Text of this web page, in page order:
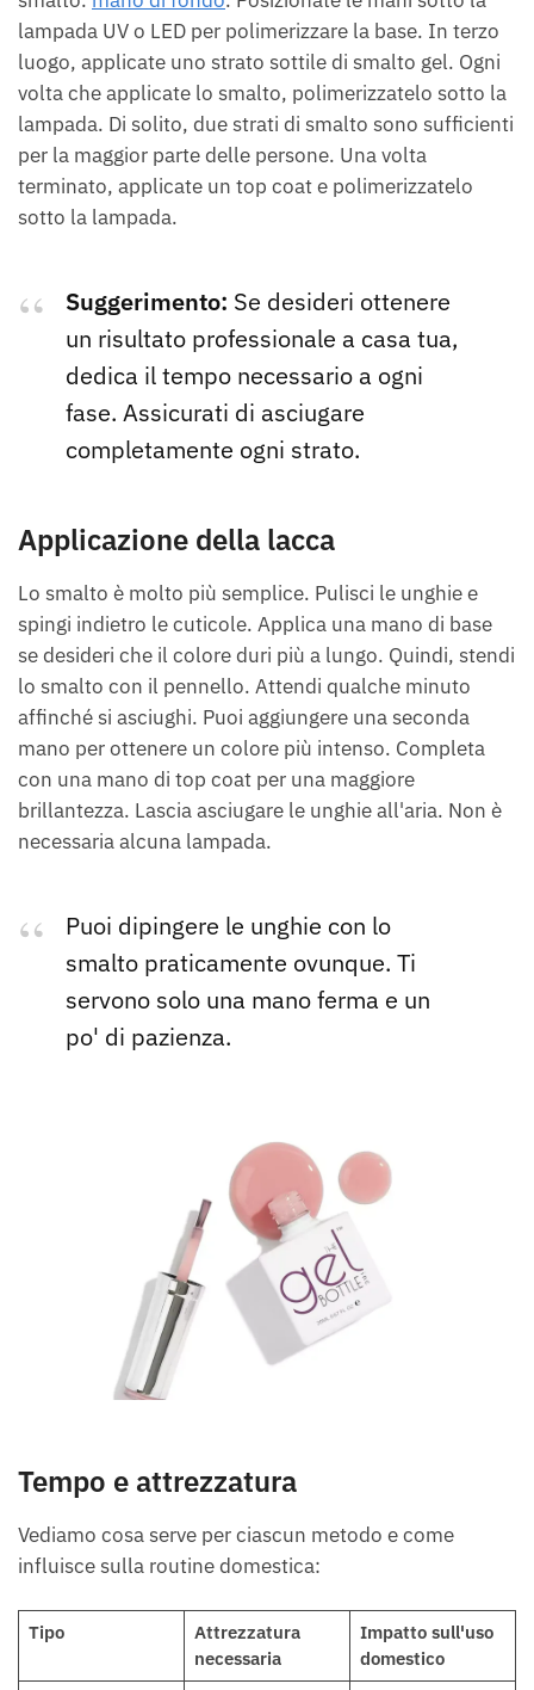
lampada UV o LED per polimerizzare la base. In terzo
luogo, applicate uno strato sottile di smalto gel. Ogni
volta che applicate lo smalto, polimerizzatelo sotto la
lampada. Di solito, due strati di smalto sono sufficienti
per la maggior parte delle persone. Una volta
terminato, applicate un top coat e polimerizzatelo
sotto la lampada.
Suggerimento: Se desideri ottenere
un risultato professionale a casa tua,
dedica il tempo necessario a ogni
fase. Assicurati di asciugare
completamente ogni strato.
Applicazione della lacca
Lo smalto è molto più semplice. Pulisci le unghie e
spingi indietro le cuticole. Applica una mano di base
se desideri che il colore duri più a lungo. Quindi, stendi
lo smalto con il pennello. Attendi qualche minuto
affinché si asciughi. Puoi aggiungere una seconda
mano per ottenere un colore più intenso. Completa
con una mano di top coat per una maggiore
brillantezza. Lascia asciugare le unghie all'aria. Non è
necessaria alcuna lampada.
Puoi dipingere le unghie con lo
smalto praticamente ovunque. Ti
servono solo una mano ferma e un
po' di pazienza.
Tempo e attrezzatura
Vediamo cosa serve per ciascun metodo e come
influisce sulla routine domestica:
Tipo
Attrezzatura
necessaria
Impatto sull'uso
domestico